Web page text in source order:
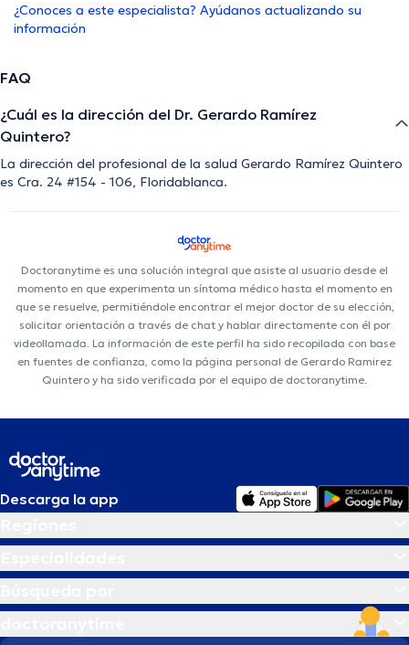
¿Conoces a este especialista? Ayúdanos actualizando su
información
FAQ
¿Cuál es la dirección del Dr. Gerardo Ramírez
Quintero?
La dirección del profesional de la salud Gerardo Ramírez Quintero
es Cra. 24 #154 - 106, Floridablanca.
Doctoranytime es una solución integral que asiste al usuario desde el
momento en que experimenta un síntoma médico hasta el momento en
que se resuelve, permitiéndole encontrar el mejor doctor de su elección,
solicitar orientación a través de chat y hablar directamente con él por
videollamada. La información de este perfil ha sido recopilada con base
en fuentes de confianza, como la página personal de Gerardo Ramirez
Quintero y ha sido verificada por el equipo de doctoranytime.
Descarga la app